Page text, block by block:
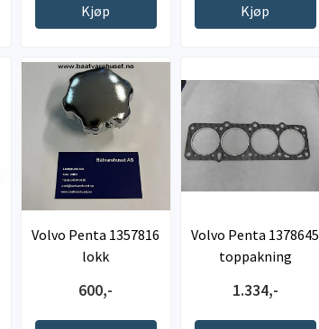
Kjøp Kjøp
Volvo Penta 1357816
lokk
600,-
Volvo Penta 1378645
toppakning
1.334,-